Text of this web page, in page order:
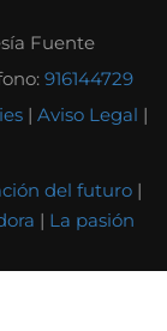
Fuente
916144729
| Aviso Legal |
del futuro |
| La pasión